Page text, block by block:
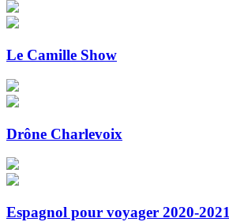
Le Camille Show
Drône Charlevoix
Espagnol pour voyager 2020-2021